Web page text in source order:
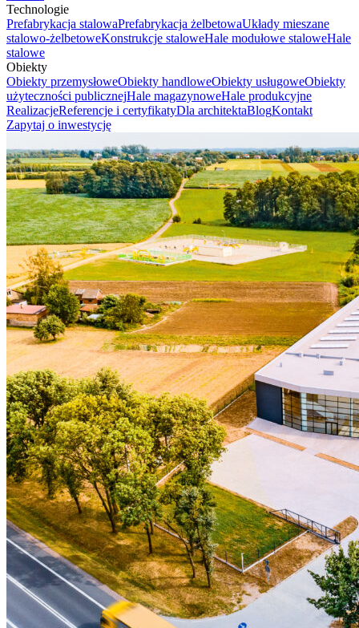
Technologie
Prefabrykacja stalowaPrefabrykacja żelbetowaUkłady mieszane
stalowo-żelbetoweKonstrukcje staloweHale modułowe staloweHale
stalowe
Obiekty
Obiekty przemysłoweObiekty handloweObiekty usługoweObiekty
użyteczności publicznejHale magazynoweHale produkcyjne
RealizacjeReferencje i certyfikatyDla architektaBlogKontakt
Zapytaj o inwestycję